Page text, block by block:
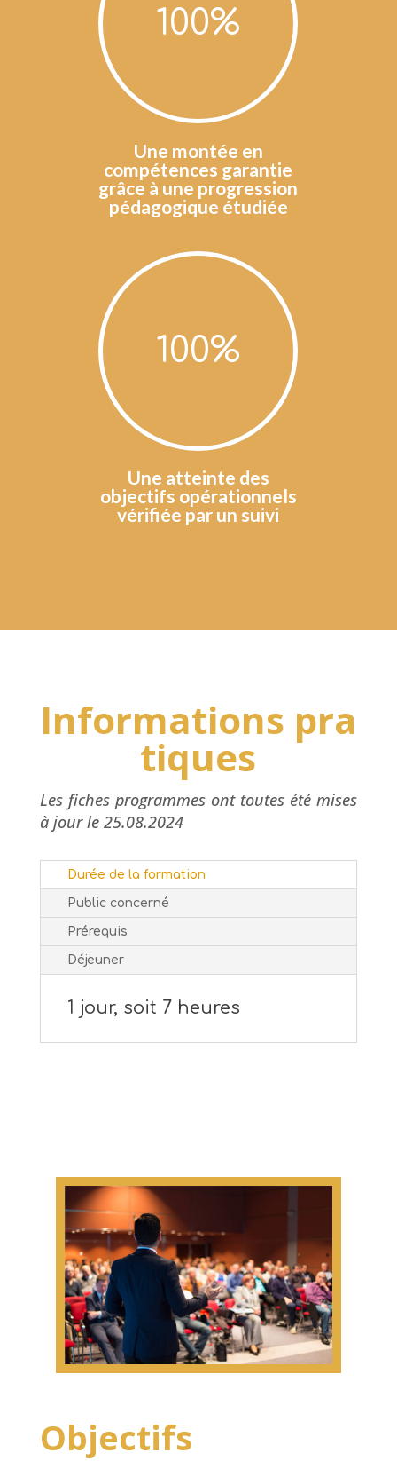
100%
Une montée en
compétences garantie
grâce à une progression
pédagogique étudiée
100%
Une atteinte des
objectifs opérationnels
vérifiée par un suivi
Informations pra
tiques
Les fiches programmes ont toutes été mises
à jour le 25.08.2024
Durée de la formation
Public concerné
Prérequis
Déjeuner
1 jour, soit 7 heures
Objectifs